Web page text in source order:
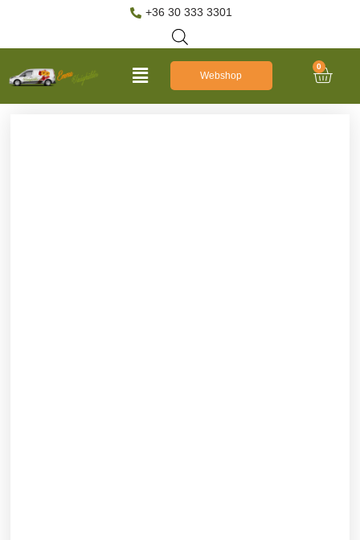
+36 30 333 3301
Webshop
0